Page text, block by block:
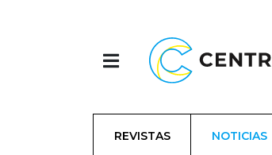
REVISTAS NOTICIAS